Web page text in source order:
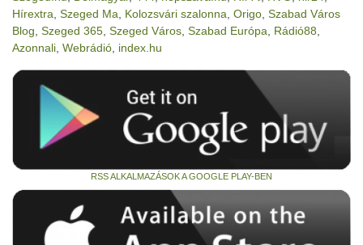
Hírextra Szeged Ma Kolozsvári szalonna Origo Szabad Város
Blog Szeged 365 Szeged Város Szabad Európa Rádió88
Azonnali Webrádió index.hu
RSS ALKALMAZÁSOK A GOOGLE PLAY-BEN